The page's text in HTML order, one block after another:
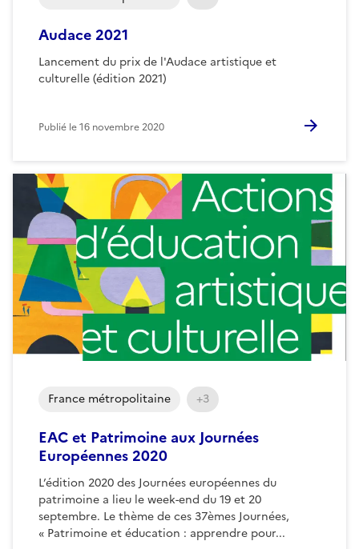
Audace 2021
Lancement du prix de l'Audace artistique et
culturelle (édition 2021)
Publié le16 novembre 2020
EAC et Patrimoine aux Journées
Européennes 2020
L’édition 2020 des Journées européennes du
patrimoine a lieu le week-end du 19 et 20
septembre. Le thème de ces 37èmes Journées,
« Patrimoine et éducation : apprendre pour...
France métropolitaine +3